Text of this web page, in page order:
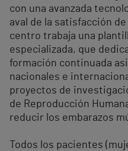
con una avanzada
aval de la satisfacción
centro trabaja una
especializada, que
formación continuada
nacionales e
proyectos de
de Reproducción
reducir los embarazos
Todos los pacientes